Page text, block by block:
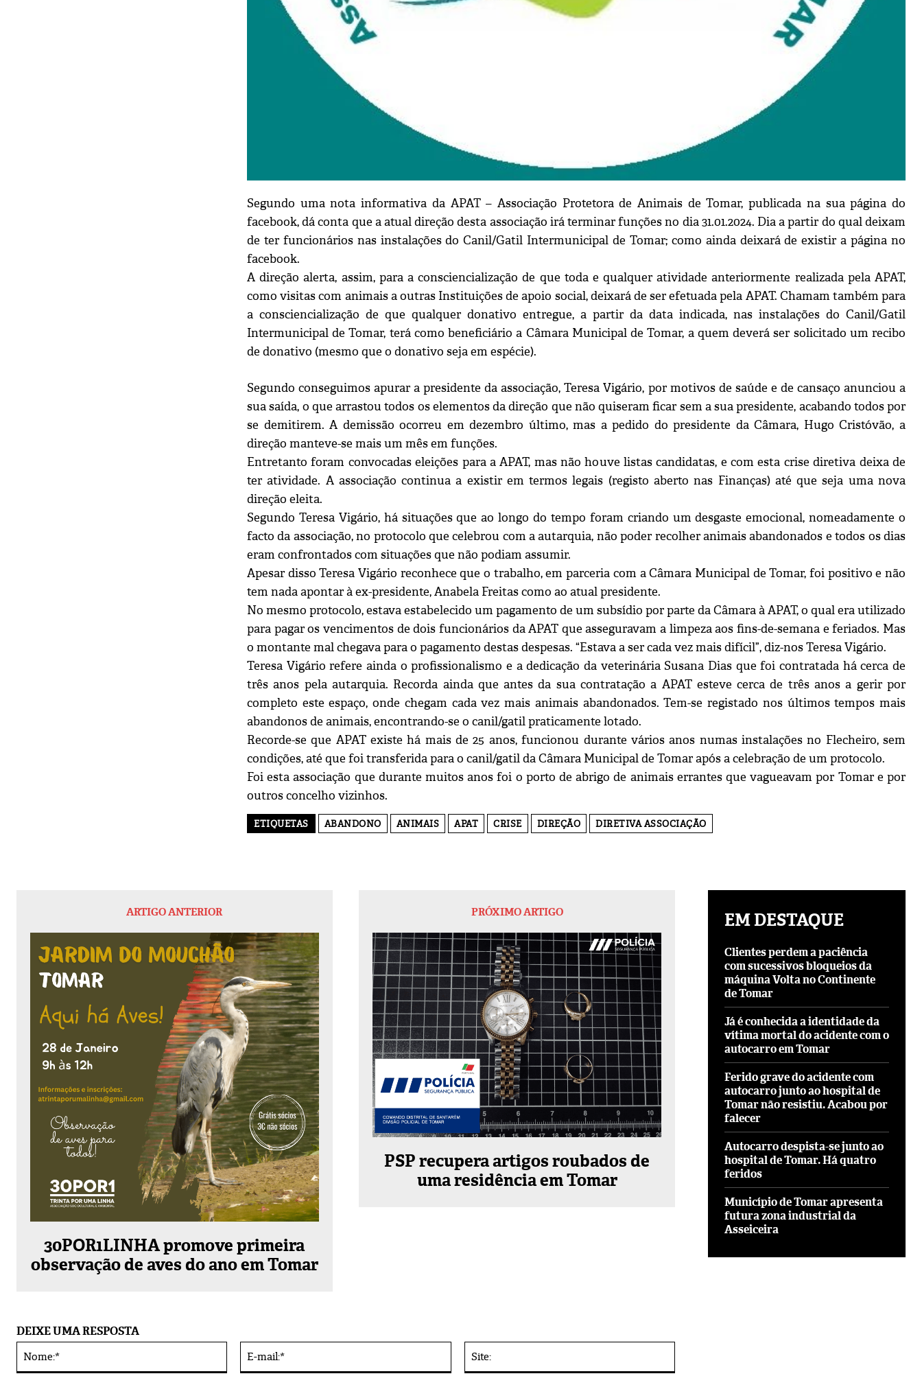
Segundo uma nota informativa da APAT – Associação Protetora de Animais de Tomar, publicada na sua página do
facebook, dá conta que a atual direção desta associação irá terminar funções no dia 31.01.2024. Dia a partir do qual deixam
de ter funcionários nas instalações do Canil/Gatil Intermunicipal de Tomar; como ainda deixará de existir a página no
facebook.
A direção alerta, assim, para a consciencialização de que toda e qualquer atividade anteriormente realizada pela APAT,
como visitas com animais a outras Instituições de apoio social, deixará de ser efetuada pela APAT. Chamam também para
a consciencialização de que qualquer donativo entregue, a partir da data indicada, nas instalações do Canil/Gatil
Intermunicipal de Tomar, terá como beneficiário a Câmara Municipal de Tomar, a quem deverá ser solicitado um recibo
de donativo (mesmo que o donativo seja em espécie).
Segundo conseguimos apurar a presidente da associação, Teresa Vigário, por motivos de saúde e de cansaço anunciou a
sua saída, o que arrastou todos os elementos da direção que não quiseram ficar sem a sua presidente, acabando todos por
se demitirem. A demissão ocorreu em dezembro último, mas a pedido do presidente da Câmara, Hugo Cristóvão, a
direção manteve-se mais um mês em funções.
Entretanto foram convocadas eleições para a APAT, mas não houve listas candidatas, e com esta crise diretiva deixa de
ter atividade. A associação continua a existir em termos legais (registo aberto nas Finanças) até que seja uma nova
direção eleita.
Segundo Teresa Vigário, há situações que ao longo do tempo foram criando um desgaste emocional, nomeadamente o
facto da associação, no protocolo que celebrou com a autarquia, não poder recolher animais abandonados e todos os dias
eram confrontados com situações que não podiam assumir.
Apesar disso Teresa Vigário reconhece que o trabalho, em parceria com a Câmara Municipal de Tomar, foi positivo e não
tem nada apontar à ex-presidente, Anabela Freitas como ao atual presidente.
No mesmo protocolo, estava estabelecido um pagamento de um subsídio por parte da Câmara à APAT, o qual era utilizado
para pagar os vencimentos de dois funcionários da APAT que asseguravam a limpeza aos fins-de-semana e feriados. Mas
o montante mal chegava para o pagamento destas despesas. “Estava a ser cada vez mais difícil”, diz-nos Teresa Vigário.
Teresa Vigário refere ainda o profissionalismo e a dedicação da veterinária Susana Dias que foi contratada há cerca de
três anos pela autarquia. Recorda ainda que antes da sua contratação a APAT esteve cerca de três anos a gerir por
completo este espaço, onde chegam cada vez mais animais abandonados. Tem-se registado nos últimos tempos mais
abandonos de animais, encontrando-se o canil/gatil praticamente lotado.
Recorde-se que APAT existe há mais de 25 anos, funcionou durante vários anos numas instalações no Flecheiro, sem
condições, até que foi transferida para o canil/gatil da Câmara Municipal de Tomar após a celebração de um protocolo.
Foi esta associação que durante muitos anos foi o porto de abrigo de animais errantes que vagueavam por Tomar e por
outros concelho vizinhos.
ETIQUETAS ABANDONO ANIMAIS APAT CRISE DIREÇÃO DIRETIVA ASSOCIAÇÃO
ARTIGO ANTERIOR
30POR1LINHA promove primeira
observação de aves do ano em Tomar
PRÓXIMO ARTIGO
PSP recupera artigos roubados de
uma residência em Tomar
DEIXE UMA RESPOSTA
mail:*
EM DESTAQUE
Clientes perdem a paciência
com sucessivos bloqueios da
máquina Volta no Continente
de Tomar
Já é conhecida a identidade da
vítima mortal do acidente com o
autocarro em Tomar
Ferido grave do acidente com
autocarro junto ao hospital de
Tomar não resistiu. Acabou por
falecer
Autocarro despista-se junto ao
hospital de Tomar. Há quatro
feridos
Município de Tomar apresenta
futura zona industrial da
Asseiceira